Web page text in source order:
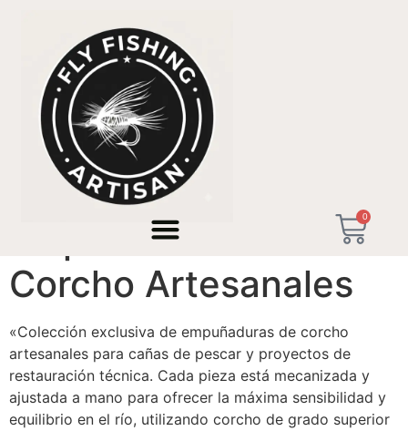
0
/ Empuñaduras de Corcho Artesanales
Empuñaduras de
Corcho Artesanales
«Colección exclusiva de empuñaduras de corcho
artesanales para cañas de pescar y proyectos de
restauración técnica. Cada pieza está mecanizada y
ajustada a mano para ofrecer la máxima sensibilidad y
equilibrio en el río, utilizando corcho de grado superior